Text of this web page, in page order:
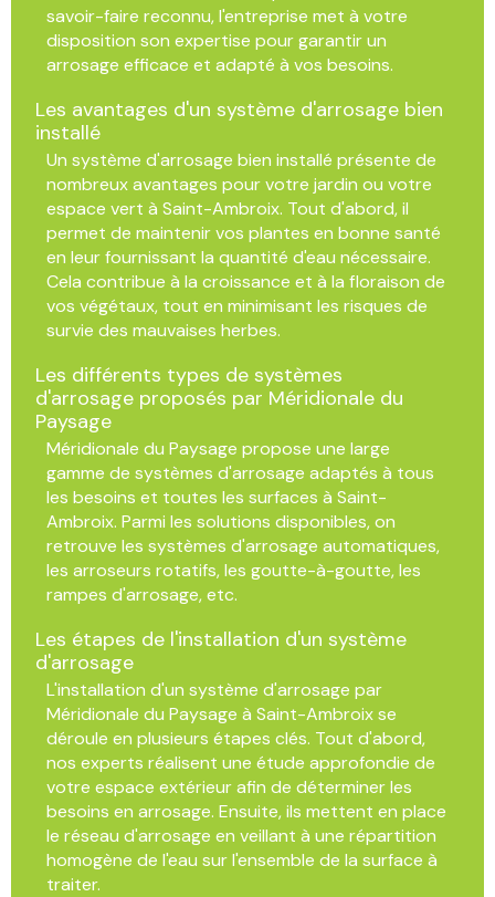
savoir-faire reconnu, l'entreprise met à votre
disposition son expertise pour garantir un
arrosage efficace et adapté à vos besoins.
Les avantages d'un système d'arrosage bien
installé
Un système d'arrosage bien installé présente de
nombreux avantages pour votre jardin ou votre
espace vert à Saint-Ambroix. Tout d'abord, il
permet de maintenir vos plantes en bonne santé
en leur fournissant la quantité d'eau nécessaire.
Cela contribue à la croissance et à la floraison de
vos végétaux, tout en minimisant les risques de
survie des mauvaises herbes.
Les différents types de systèmes
d'arrosage proposés par Méridionale du
Paysage
Méridionale du Paysage propose une large
gamme de systèmes d'arrosage adaptés à tous
les besoins et toutes les surfaces à Saint-
Ambroix. Parmi les solutions disponibles, on
retrouve les systèmes d'arrosage automatiques,
les arroseurs rotatifs, les goutte-à-goutte, les
rampes d'arrosage, etc.
Les étapes de l'installation d'un système
d'arrosage
L'installation d'un système d'arrosage par
Méridionale du Paysage à Saint-Ambroix se
déroule en plusieurs étapes clés. Tout d'abord,
nos experts réalisent une étude approfondie de
votre espace extérieur afin de déterminer les
besoins en arrosage. Ensuite, ils mettent en place
le réseau d'arrosage en veillant à une répartition
homogène de l'eau sur l'ensemble de la surface à
traiter.